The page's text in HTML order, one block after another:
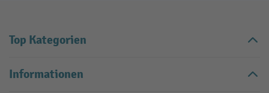
Top Kategorien
Informationen